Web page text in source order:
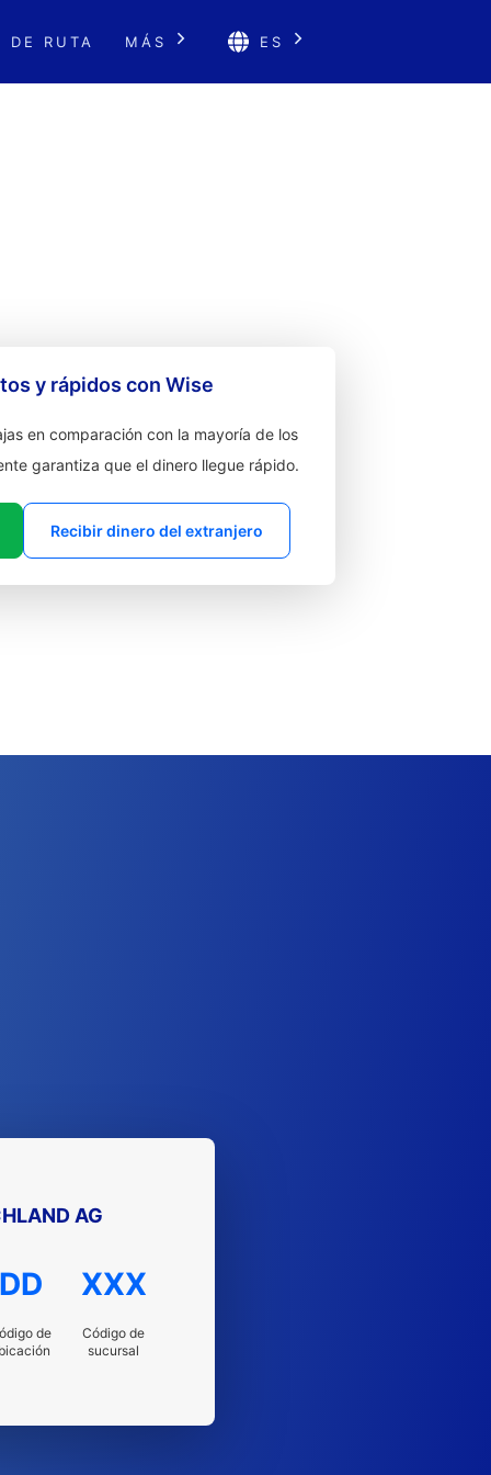
DE RUTA MÁS ES
y rápidos con Wise
en comparación con la mayoría de los
garantiza que el dinero llegue rápido.
Recibir dinero del extranjero
AG
de
XXX
Código de
sucursal